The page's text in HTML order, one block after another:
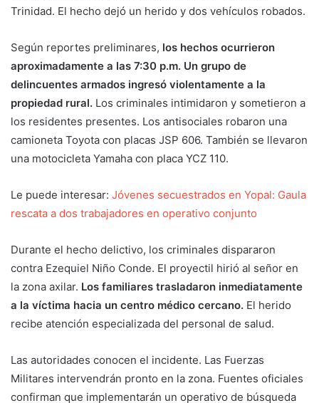
Trinidad. El hecho dejó un herido y dos vehículos robados.
Según reportes preliminares, los hechos ocurrieron
aproximadamente a las 7:30 p.m. Un grupo de
delincuentes armados ingresó violentamente a la
propiedad rural. Los criminales intimidaron y sometieron a
los residentes presentes. Los antisociales robaron una
camioneta Toyota con placas JSP 606. También se llevaron
una motocicleta Yamaha con placa YCZ 110.
Le puede interesar: Jóvenes secuestrados en Yopal: Gaula
rescata a dos trabajadores en operativo conjunto
Durante el hecho delictivo, los criminales dispararon
contra Ezequiel Niño Conde. El proyectil hirió al señor en
la zona axilar. Los familiares trasladaron inmediatamente
a la víctima hacia un centro médico cercano. El herido
recibe atención especializada del personal de salud.
Las autoridades conocen el incidente. Las Fuerzas
Militares intervendrán pronto en la zona. Fuentes oficiales
confirman que implementarán un operativo de búsqueda